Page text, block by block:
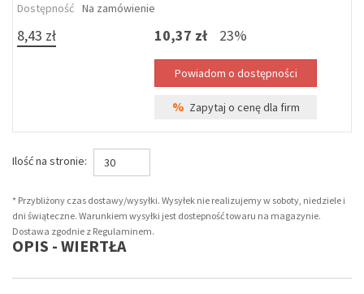
Dostępność Na zamówienie
8,43 zł 10,37 zł 23%
% Zapytaj o cenę dla firm
Ilość na stronie: 30
* Przybliżony czas dostawy/wysyłki. Wysyłek nie realizujemy w soboty, niedziele i
dni świąteczne. Warunkiem wysyłki jest dostepność towaru na magazynie.
Dostawa zgodnie z Regulaminem.
OPIS - WIERTŁA